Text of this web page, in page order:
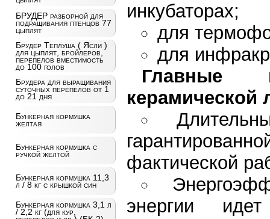
БРУДЕР разборной для
подращивания птенцов 77
цыплят
Брудер Теплуша ( Ясли )
для цыплят, бройлеров,
перепелов вместимость
до 100 голов
Брудера для выращивания
суточных перепелов от 1
до 21 дня
Бункерная кормушка
желтая
Бункерная кормушка с
ручкой желтой
Бункерная кормушка 11,3
л / 8 кг с крышкой син
Бункерная кормушка 3,1 л
/ 2,2 кг (для кур,
инкубаторах;
для
для
Главные
керамической
фактической
энергии